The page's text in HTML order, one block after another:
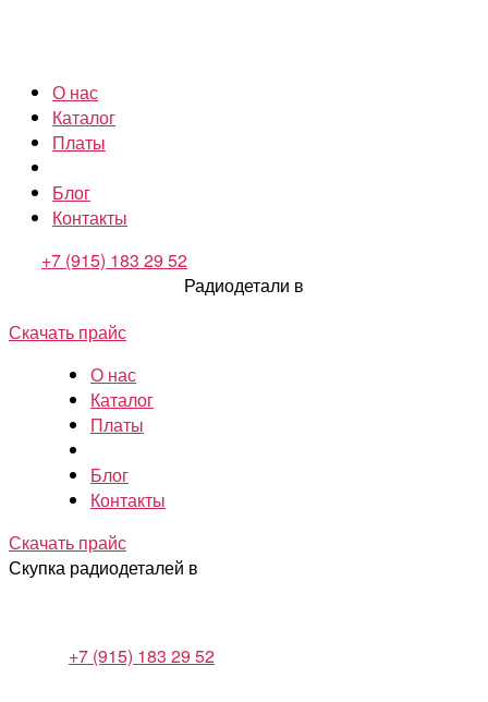
О нас
Каталог
Платы
Блог
Контакты
+7 (915) 183 29 52
Радиодетали в
Скачать прайс
О нас
Каталог
Платы
Блог
Контакты
Скачать прайс
Скупка радиодеталей в
+7 (915) 183 29 52